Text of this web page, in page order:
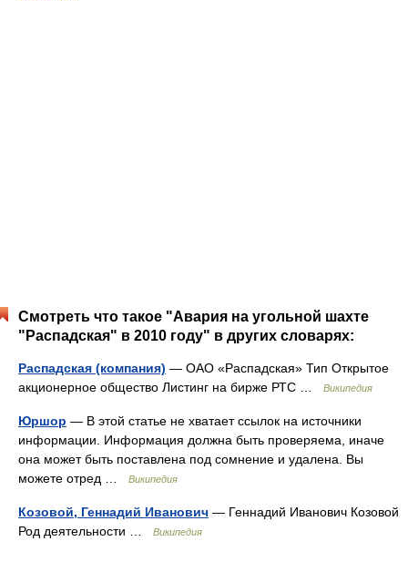
Смотреть что такое "Авария на угольной шахте
"Распадская" в 2010 году" в других словарях:
Распадская (компания) — ОАО «Распадская» Тип Открытое
акционерное общество Листинг на бирже РТС …
Википедия
Юршор — В этой статье не хватает ссылок на источники
информации. Информация должна быть проверяема, иначе
она может быть поставлена под сомнение и удалена. Вы
можете отред …
Википедия
Козовой, Геннадий Иванович — Геннадий Иванович Козовой
Род деятельности …
Википедия